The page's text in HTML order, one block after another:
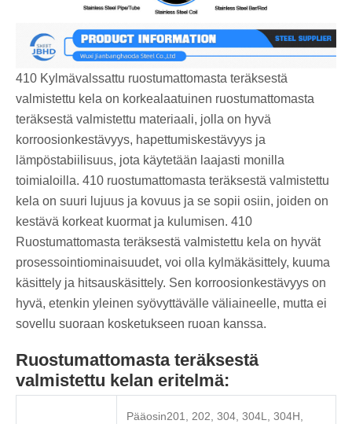
410 Kylmävalssattu ruostumattomasta teräksestä
valmistettu kela on korkealaatuinen ruostumattomasta
teräksestä valmistettu materiaali, jolla on hyvä
korroosionkestävyys, hapettumiskestävyys ja
lämpöstabiilisuus, jota käytetään laajasti monilla
toimialoilla. 410 ruostumattomasta teräksestä valmistettu
kela on suuri lujuus ja kovuus ja se sopii osiin, joiden on
kestävä korkeat kuormat ja kulumisen. 410
Ruostumattomasta teräksestä valmistettu kela on hyvät
prosessointiominaisuudet, voi olla kylmäkäsittely, kuuma
käsittely ja hitsauskäsittely. Sen korroosionkestävyys on
hyvä, etenkin yleinen syövyttävälle väliaineelle, mutta ei
sovellu suoraan kosketukseen ruoan kanssa.
Ruostumattomasta teräksestä
valmistettu kelan eritelmä:
Pääosin201, 202, 304, 304L, 304H,